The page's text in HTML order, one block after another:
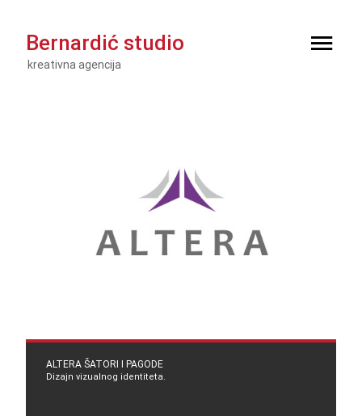
Bernardić studio
kreativna agencija
ALTERA ŠATORI I PAGODE
Dizajn vizualnog identiteta.